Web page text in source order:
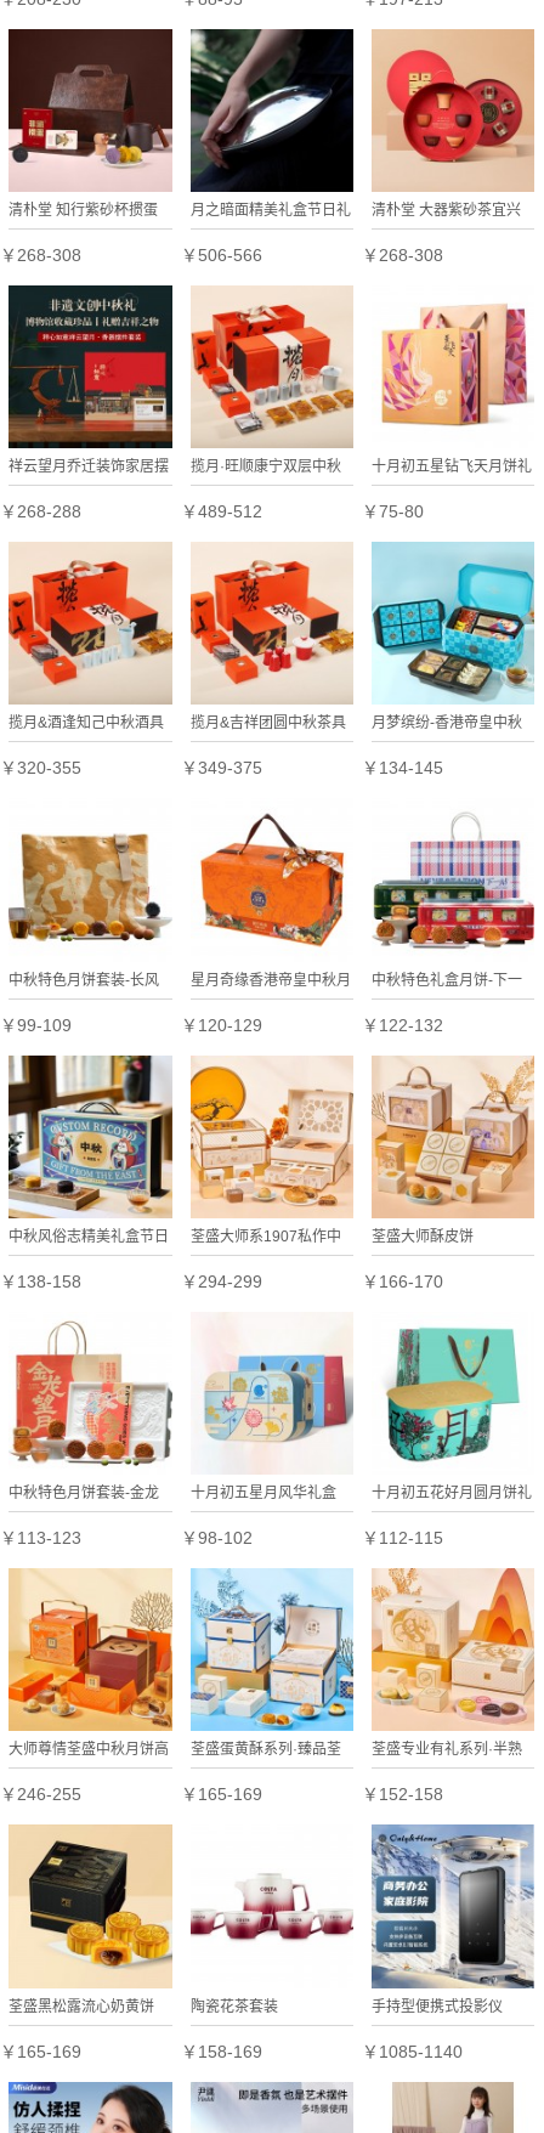
清朴堂 知行紫砂杯掼蛋
商务套装原矿紫砂杯红木
把商务办公文创礼品礼盒
￥268-308
月之暗面精美礼盒节日礼
盒定制
￥506-566
清朴堂 大器紫砂茶宜兴
黄龙山原矿甜芽小种红老
￥268-308
祥云望月乔迁装饰家居摆
件礼品送朋友开业创意礼
物博物院收藏文创
￥268-288
揽月·旺顺康宁双层中秋
茶具祝福礼
￥489-512
十月初五星钻飞天月饼礼
盒
￥75-80
揽月&酒逢知己中秋酒具
礼盒
￥320-355
揽月&吉祥团圆中秋茶具
礼盒
￥349-375
月梦缤纷-香港帝皇中秋
礼盒
￥134-145
中秋特色月饼套装-长风
破浪
￥99-109
星月奇缘香港帝皇中秋月
饼礼盒
￥120-129
中秋特色礼盒月饼-下一
站
￥122-132
中秋风俗志精美礼盒节日
礼盒定制
￥138-158
荃盛大师系1907私作中
秋月饼礼盒
￥294-299
荃盛大师酥皮饼
￥166-170
中秋特色月饼套装-金龙
望月
￥113-123
十月初五星月风华礼盒
（铁盒）
￥98-102
十月初五花好月圆月饼礼
盒铁盒装
￥112-115
大师尊情荃盛中秋月饼高
档双层礼盒
￥246-255
荃盛蛋黄酥系列·臻品荃
盛月饼礼盒
￥165-169
荃盛专业有礼系列·半熟
芝士流心饼月饼礼盒
￥152-158
荃盛黑松露流心奶黄饼
￥165-169
陶瓷花茶套装
￥158-169
手持型便携式投影仪
￥1085-1140